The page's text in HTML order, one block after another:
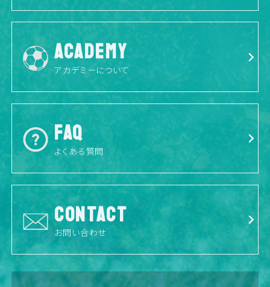
ACADEMY
アカデミーについて
FAQ
よくある質問
CONTACT
お問い合わせ